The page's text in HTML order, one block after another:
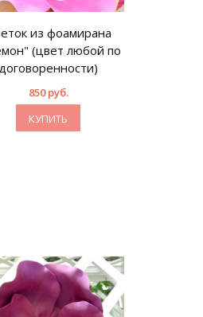
из фоамирана
(цвет любой по
850 руб.
КУПИТЬ